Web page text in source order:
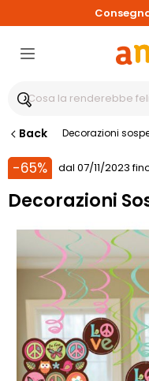
Back Decorazioni
-65% dal 07/11/2023
Decorazioni